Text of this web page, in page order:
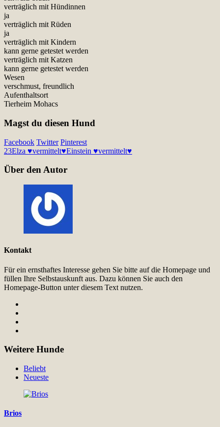
verträglich mit Hündinnen
ja
verträglich mit Rüden
ja
verträglich mit Kindern
kann gerne getestet werden
verträglich mit Katzen
kann gerne getestet werden
Wesen
verschmust, freundlich
Aufenthaltsort
Tierheim Mohacs
Magst du diesen Hund
Facebook Twitter Pinterest
23Elza ♥vermittelt♥Einstein ♥vermittelt♥
Über den Autor
Kontakt
Für ein ernsthaftes Interesse gehen Sie bitte auf die Homepage und
füllen Ihre Selbstauskunft aus. Dazu können Sie auch den
Homepage-Button unter diesem Text nutzen.
Weitere Hunde
Beliebt
Neueste
Brios